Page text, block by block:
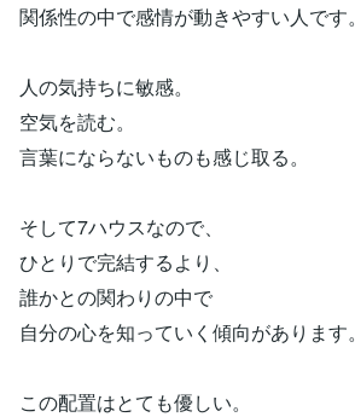
関係性の中で感情が動きやすい人です。
人の気持ちに敏感。
空気を読む。
言葉にならないものも感じ取る。
そして7ハウスなので、
ひとりで完結するより、
誰かとの関わりの中で
自分の心を知っていく傾向があります。
この配置はとても優しい。